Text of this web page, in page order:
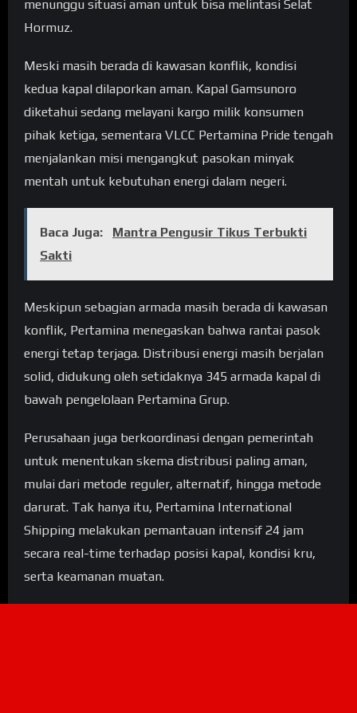
menunggu situasi aman untuk bisa melintasi Selat
Hormuz.
Meski masih berada di kawasan konflik, kondisi
kedua kapal dilaporkan aman. Kapal Gamsunoro
diketahui sedang melayani kargo milik konsumen
pihak ketiga, sementara VLCC Pertamina Pride tengah
menjalankan misi mengangkut pasokan minyak
mentah untuk kebutuhan energi dalam negeri.
Baca Juga:
Mantra Pengusir Tikus Terbukti
Sakti
Meskipun sebagian armada masih berada di kawasan
konflik, Pertamina menegaskan bahwa rantai pasok
energi tetap terjaga. Distribusi energi masih berjalan
solid, didukung oleh setidaknya 345 armada kapal di
bawah pengelolaan Pertamina Grup.
Perusahaan juga berkoordinasi dengan pemerintah
untuk menentukan skema distribusi paling aman,
mulai dari metode reguler, alternatif, hingga metode
darurat. Tak hanya itu, Pertamina International
Shipping melakukan pemantauan intensif 24 jam
secara real-time terhadap posisi kapal, kondisi kru,
serta keamanan muatan.